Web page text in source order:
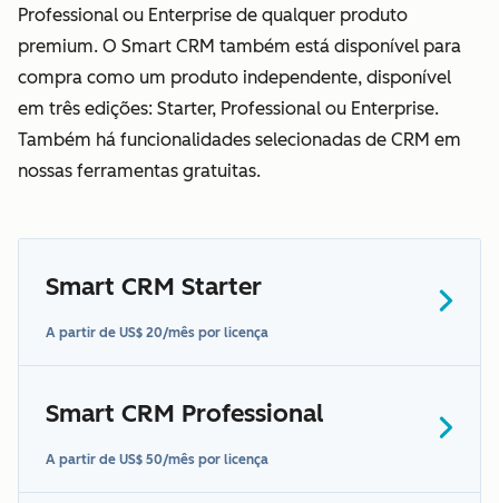
Professional ou Enterprise de qualquer produto
premium. O Smart CRM também está disponível para
compra como um produto independente, disponível
em três edições: Starter, Professional ou Enterprise.
Também há funcionalidades selecionadas de CRM em
nossas ferramentas gratuitas.
Smart CRM Starter
A partir de US$ 20/mês por licença
Smart CRM Professional
A partir de US$ 50/mês por licença